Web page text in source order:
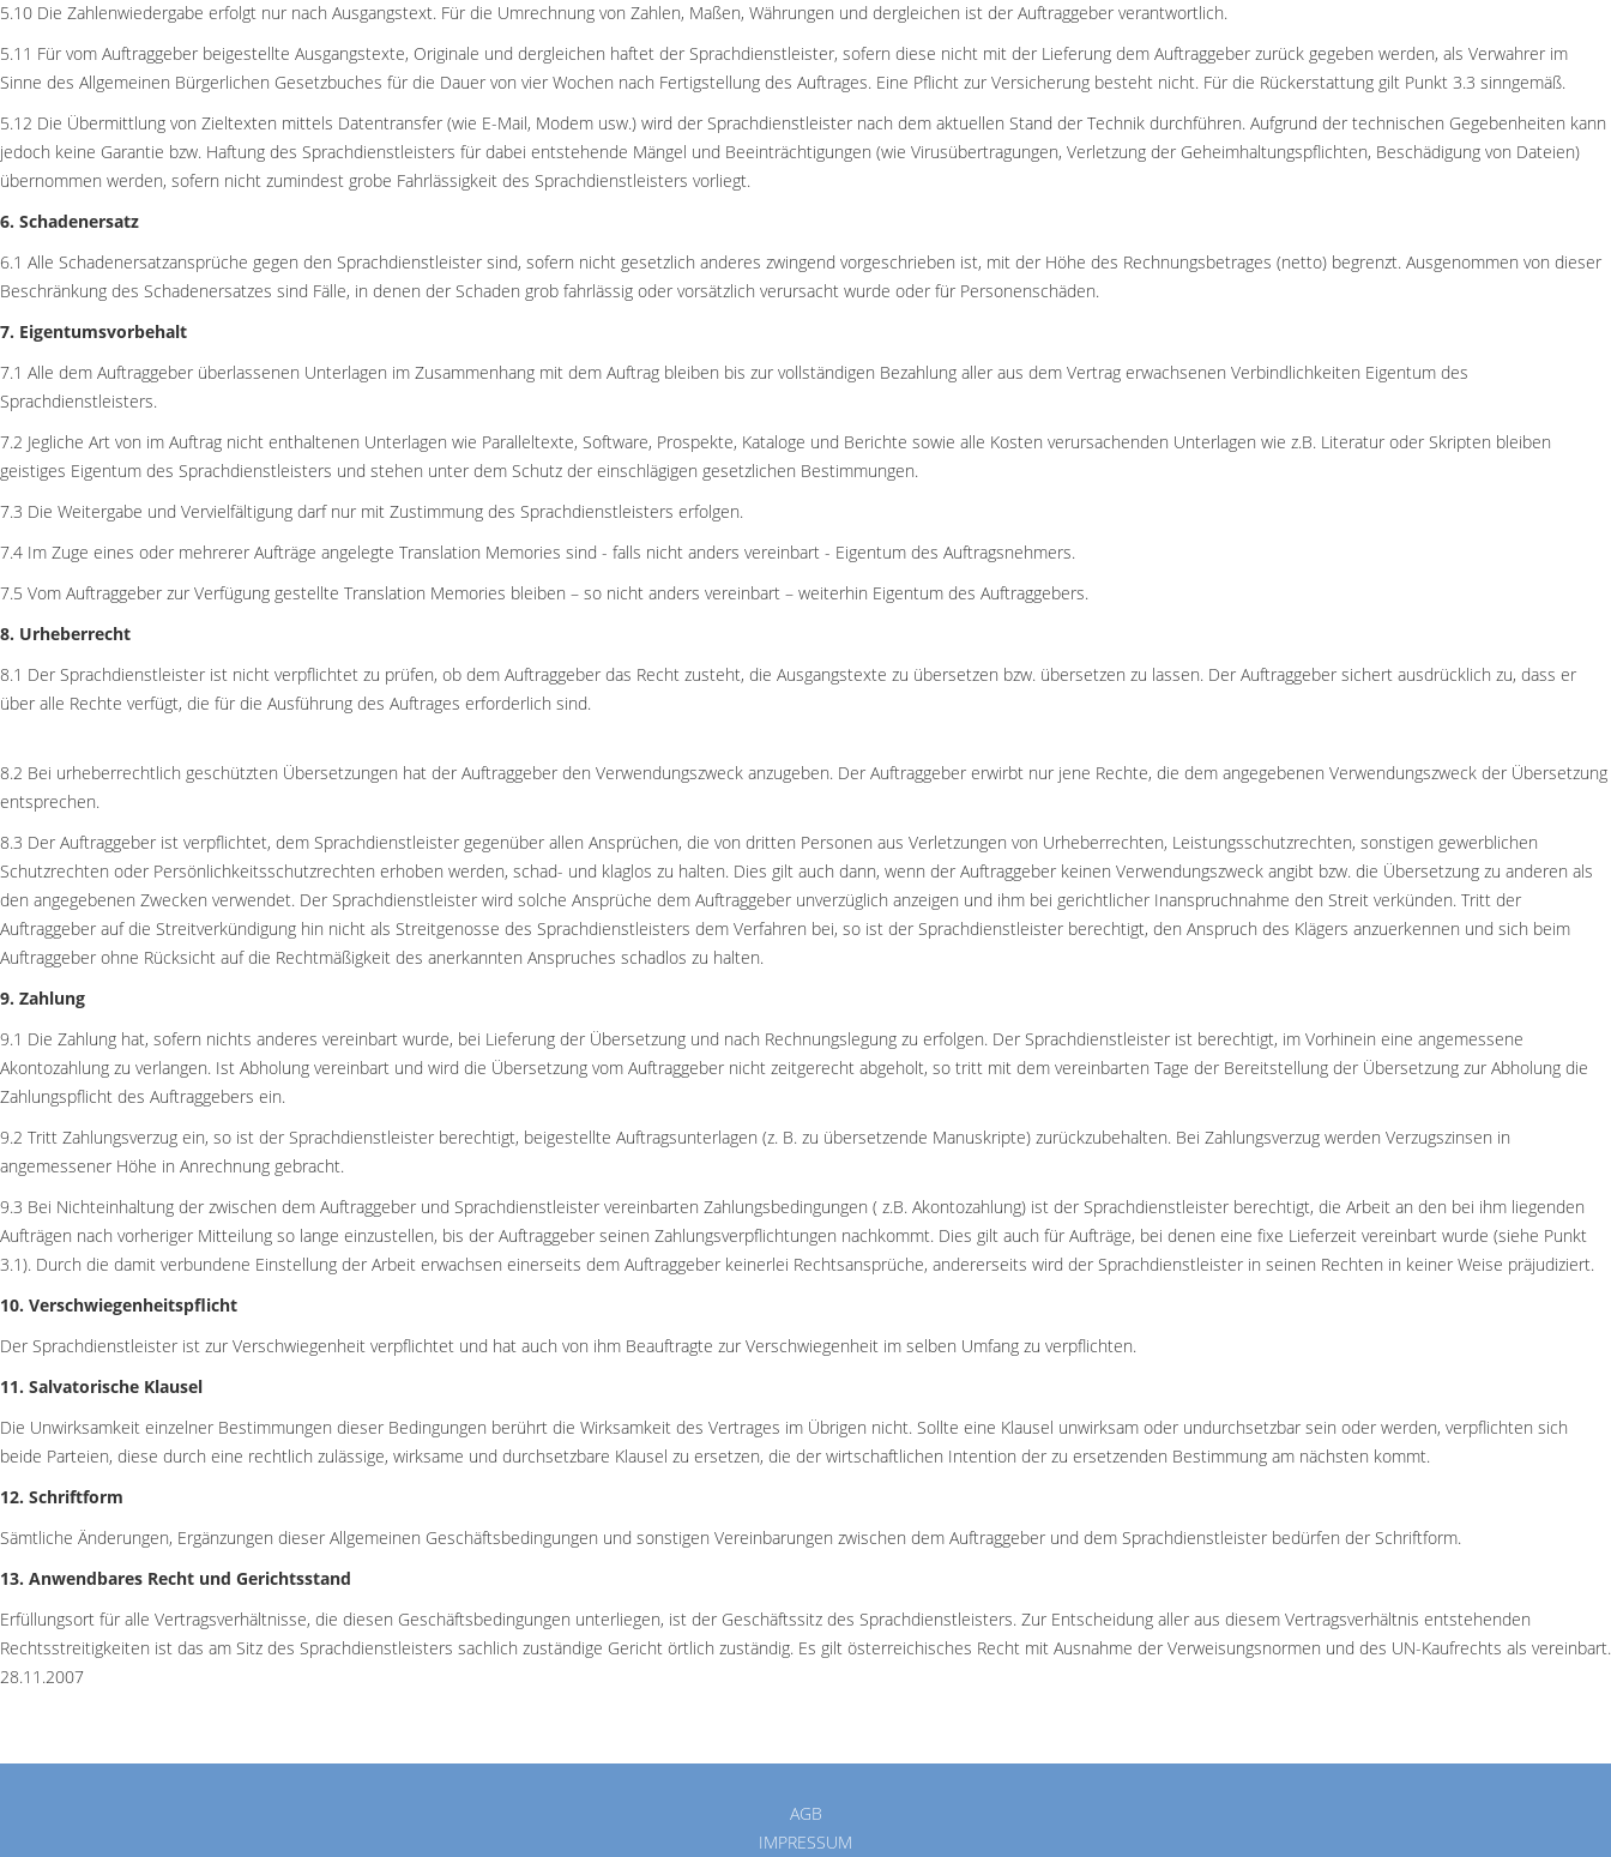
5.10 Die Zahlenwiedergabe erfolgt nur nach Ausgangstext. Für die Umrechnung von Zahlen, Maßen, Währungen und dergleichen ist der Auftraggeber verantwortlich.
5.11 Für vom Auftraggeber beigestellte Ausgangstexte, Originale und dergleichen haftet der Sprachdienstleister, sofern diese nicht mit der Lieferung dem Auftraggeber zurück gegeben werden, als Verwahrer im
Sinne des Allgemeinen Bürgerlichen Gesetzbuches für die Dauer von vier Wochen nach Fertigstellung des Auftrages. Eine Pflicht zur Versicherung besteht nicht. Für die Rückerstattung gilt Punkt 3.3 sinngemäß.
5.12 Die Übermittlung von Zieltexten mittels Datentransfer (wie E-Mail, Modem usw.) wird der Sprachdienstleister nach dem aktuellen Stand der Technik durchführen. Aufgrund der technischen Gegebenheiten kann
jedoch keine Garantie bzw. Haftung des Sprachdienstleisters für dabei entstehende Mängel und Beeinträchtigungen (wie Virusübertragungen, Verletzung der Geheimhaltungspflichten, Beschädigung von Dateien)
übernommen werden, sofern nicht zumindest grobe Fahrlässigkeit des Sprachdienstleisters vorliegt.
6. Schadenersatz
6.1 Alle Schadenersatzansprüche gegen den Sprachdienstleister sind, sofern nicht gesetzlich anderes zwingend vorgeschrieben ist, mit der Höhe des Rechnungsbetrages (netto) begrenzt. Ausgenommen von dieser
Beschränkung des Schadenersatzes sind Fälle, in denen der Schaden grob fahrlässig oder vorsätzlich verursacht wurde oder für Personenschäden.
7. Eigentumsvorbehalt
7.1 Alle dem Auftraggeber überlassenen Unterlagen im Zusammenhang mit dem Auftrag bleiben bis zur vollständigen Bezahlung aller aus dem Vertrag erwachsenen Verbindlichkeiten Eigentum des
Sprachdienstleisters.
7.2 Jegliche Art von im Auftrag nicht enthaltenen Unterlagen wie Paralleltexte, Software, Prospekte, Kataloge und Berichte sowie alle Kosten verursachenden Unterlagen wie z.B. Literatur oder Skripten bleiben
geistiges Eigentum des Sprachdienstleisters und stehen unter dem Schutz der einschlägigen gesetzlichen Bestimmungen.
7.3 Die Weitergabe und Vervielfältigung darf nur mit Zustimmung des Sprachdienstleisters erfolgen.
7.4 Im Zuge eines oder mehrerer Aufträge angelegte Translation Memories sind - falls nicht anders vereinbart - Eigentum des Auftragsnehmers.
7.5 Vom Auftraggeber zur Verfügung gestellte Translation Memories bleiben – so nicht anders vereinbart – weiterhin Eigentum des Auftraggebers.
8. Urheberrecht
8.1 Der Sprachdienstleister ist nicht verpflichtet zu prüfen, ob dem Auftraggeber das Recht zusteht, die Ausgangstexte zu übersetzen bzw. übersetzen zu lassen. Der Auftraggeber sichert ausdrücklich zu, dass er
über alle Rechte verfügt, die für die Ausführung des Auftrages erforderlich sind.
8.2 Bei urheberrechtlich geschützten Übersetzungen hat der Auftraggeber den Verwendungszweck anzugeben. Der Auftraggeber erwirbt nur jene Rechte, die dem angegebenen Verwendungszweck der Übersetzung
entsprechen.
8.3 Der Auftraggeber ist verpflichtet, dem Sprachdienstleister gegenüber allen Ansprüchen, die von dritten Personen aus Verletzungen von Urheberrechten, Leistungsschutzrechten, sonstigen gewerblichen
Schutzrechten oder Persönlichkeitsschutzrechten erhoben werden, schad- und klaglos zu halten. Dies gilt auch dann, wenn der Auftraggeber keinen Verwendungszweck angibt bzw. die Übersetzung zu anderen als
den angegebenen Zwecken verwendet. Der Sprachdienstleister wird solche Ansprüche dem Auftraggeber unverzüglich anzeigen und ihm bei gerichtlicher Inanspruchnahme den Streit verkünden. Tritt der
Auftraggeber auf die Streitverkündigung hin nicht als Streitgenosse des Sprachdienstleisters dem Verfahren bei, so ist der Sprachdienstleister berechtigt, den Anspruch des Klägers anzuerkennen und sich beim
Auftraggeber ohne Rücksicht auf die Rechtmäßigkeit des anerkannten Anspruches schadlos zu halten.
9. Zahlung
9.1 Die Zahlung hat, sofern nichts anderes vereinbart wurde, bei Lieferung der Übersetzung und nach Rechnungslegung zu erfolgen. Der Sprachdienstleister ist berechtigt, im Vorhinein eine angemessene
Akontozahlung zu verlangen. Ist Abholung vereinbart und wird die Übersetzung vom Auftraggeber nicht zeitgerecht abgeholt, so tritt mit dem vereinbarten Tage der Bereitstellung der Übersetzung zur Abholung die
Zahlungspflicht des Auftraggebers ein.
9.2 Tritt Zahlungsverzug ein, so ist der Sprachdienstleister berechtigt, beigestellte Auftragsunterlagen (z. B. zu übersetzende Manuskripte) zurückzubehalten. Bei Zahlungsverzug werden Verzugszinsen in
angemessener Höhe in Anrechnung gebracht.
9.3 Bei Nichteinhaltung der zwischen dem Auftraggeber und Sprachdienstleister vereinbarten Zahlungsbedingungen ( z.B. Akontozahlung) ist der Sprachdienstleister berechtigt, die Arbeit an den bei ihm liegenden
Aufträgen nach vorheriger Mitteilung so lange einzustellen, bis der Auftraggeber seinen Zahlungsverpflichtungen nachkommt. Dies gilt auch für Aufträge, bei denen eine fixe Lieferzeit vereinbart wurde (siehe Punkt
3.1). Durch die damit verbundene Einstellung der Arbeit erwachsen einerseits dem Auftraggeber keinerlei Rechtsansprüche, andererseits wird der Sprachdienstleister in seinen Rechten in keiner Weise präjudiziert.
10. Verschwiegenheitspflicht
Der Sprachdienstleister ist zur Verschwiegenheit verpflichtet und hat auch von ihm Beauftragte zur Verschwiegenheit im selben Umfang zu verpflichten.
11. Salvatorische Klausel
Die Unwirksamkeit einzelner Bestimmungen dieser Bedingungen berührt die Wirksamkeit des Vertrages im Übrigen nicht. Sollte eine Klausel unwirksam oder undurchsetzbar sein oder werden, verpflichten sich
beide Parteien, diese durch eine rechtlich zulässige, wirksame und durchsetzbare Klausel zu ersetzen, die der wirtschaftlichen Intention der zu ersetzenden Bestimmung am nächsten kommt.
12. Schriftform
Sämtliche Änderungen, Ergänzungen dieser Allgemeinen Geschäftsbedingungen und sonstigen Vereinbarungen zwischen dem Auftraggeber und dem Sprachdienstleister bedürfen der Schriftform.
13. Anwendbares Recht und Gerichtsstand
Erfüllungsort für alle Vertragsverhältnisse, die diesen Geschäftsbedingungen unterliegen, ist der Geschäftssitz des Sprachdienstleisters. Zur Entscheidung aller aus diesem Vertragsverhältnis entstehenden
Rechtsstreitigkeiten ist das am Sitz des Sprachdienstleisters sachlich zuständige Gericht örtlich zuständig. Es gilt österreichisches Recht mit Ausnahme der Verweisungsnormen und des UN-Kaufrechts als vereinbart.
28.11.2007
AGB
IMPRESSUM